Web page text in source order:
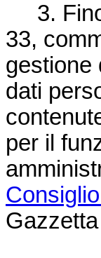
3. Fino
33,
gestione
dati
per il